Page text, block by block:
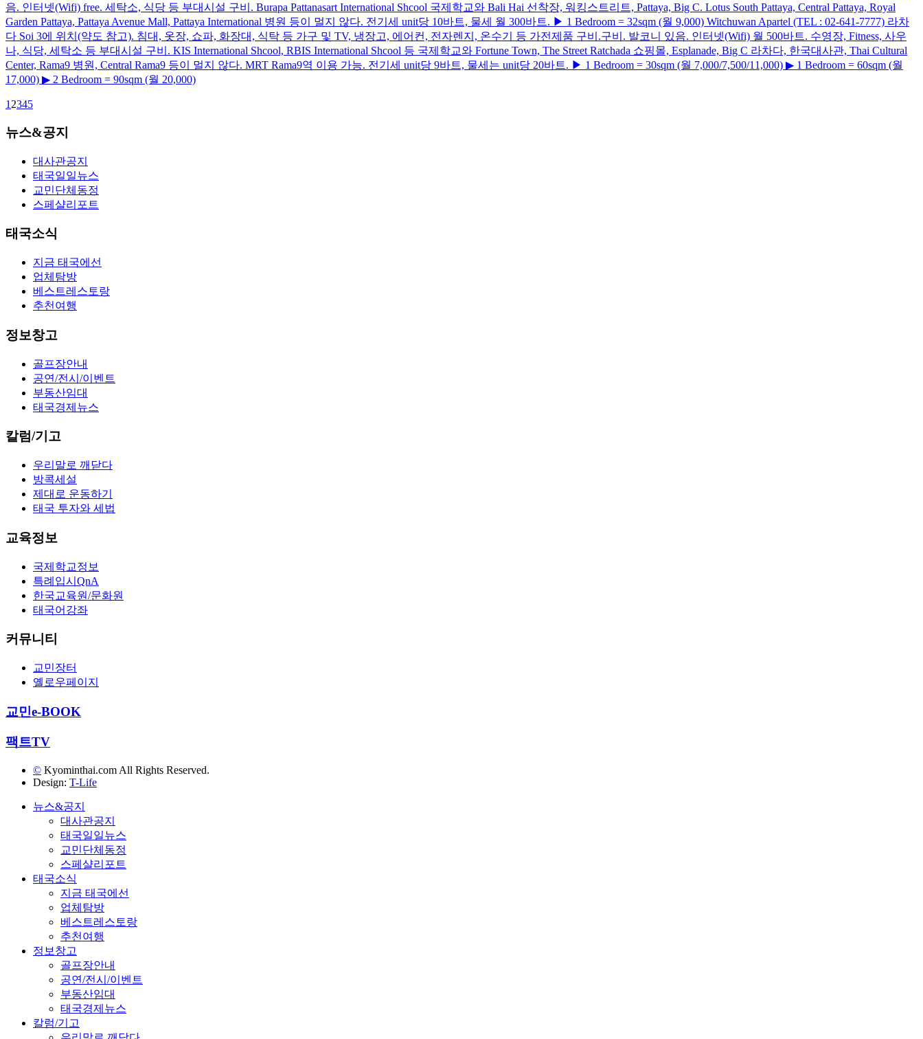
음. 인터넷(Wifi) free. 세탁소, 식당 등 부대시설 구비. Burapa Pattanasart International Shcool 국제학교와 Bali Hai 선착장, 워킹스트리트, Pattaya, Big C. Lotus South Pattaya, Central Pattaya, Royal
Garden Pattaya, Pattaya Avenue Mall, Pattaya International 병원 등이 멀지 않다. 전기세 unit당 10바트, 물세 월 300바트. ▶ 1 Bedroom = 32sqm (월 9,000) Witchuwan Apartel (TEL : 02-641-7777) 라차
다 Soi 3에 위치(약도 참고). 침대, 옷장, 쇼파, 화장대, 식탁 등 가구 및 TV, 냉장고, 에어컨, 전자렌지, 온수기 등 가전제품 구비.구비. 발코니 있음. 인터넷(Wifi) 월 500바트. 수영장, Fitness, 사우
나, 식당, 세탁소 등 부대시설 구비. KIS International Shcool, RBIS International Shcool 등 국제학교와 Fortune Town, The Street Ratchada 쇼핑몰, Esplanade, Big C 라차다, 한국대사관, Thai Cultural
Center, Rama9 병원, Central Rama9 등이 멀지 않다. MRT Rama9역 이용 가능. 전기세 unit당 9바트, 물세는 unit당 20바트. ▶ 1 Bedroom = 30sqm (월 7,000/7,500/11,000) ▶ 1 Bedroom = 60sqm (월
17,000) ▶ 2 Bedroom = 90sqm (월 20,000)
1 2345
뉴스&공지
대사관공지
태국일일뉴스
교민단체동정
스페샬리포트
태국소식
지금 태국에선
업체탐방
베스트레스토랑
추천여행
정보창고
골프장안내
공연/전시/이벤트
부동산임대
태국경제뉴스
칼럼/기고
우리말로 깨닫다
방콕세설
제대로 운동하기
태국 투자와 세법
교육정보
국제학교정보
특례입시QnA
한국교육원/문화원
태국어강좌
커뮤니티
교민장터
옐로우페이지
교민e-BOOK
팩트TV
© Kyominthai.com All Rights Reserved.
Design: T-Life
뉴스&공지
대사관공지
태국일일뉴스
교민단체동정
스페샬리포트
태국소식
지금 태국에선
업체탐방
베스트레스토랑
추천여행
정보창고
골프장안내
공연/전시/이벤트
부동산임대
태국경제뉴스
칼럼/기고